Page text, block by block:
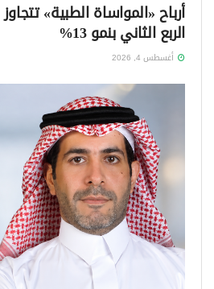
الربع الثاني بنمو 13%
أغسطس 4, 2026